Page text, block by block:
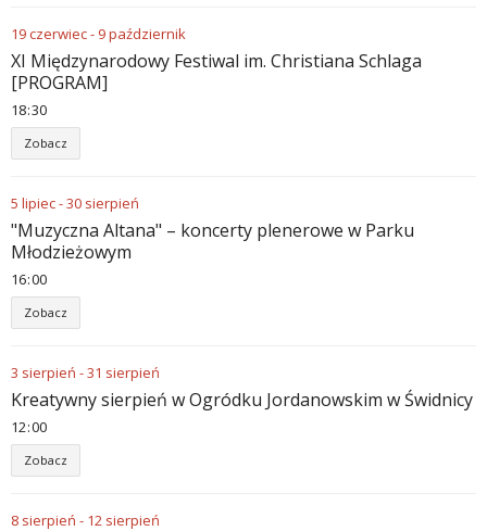
19czerwiec- 9październik
XI Międzynarodowy Festiwal im. Christiana Schlaga
[PROGRAM]
18:30
Zobacz
5 lipiec-30 sierpień
"Muzyczna Altana" – koncerty plenerowe w Parku
Młodzieżowym
16:00
Zobacz
3 sierpień -31 sierpień
Kreatywny sierpień w Ogródku Jordanowskim w Świdnicy
12:00
Zobacz
8 sierpień - 12 sierpień